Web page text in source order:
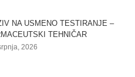
NA USMENO TESTIRANJE –
TEHNIČAR
2026